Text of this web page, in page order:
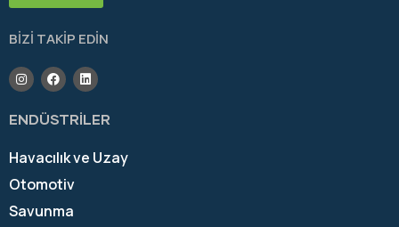
BİZİ TAKİP EDİN
ENDÜSTRİLER
Havacılık ve Uzay
Otomotiv
Savunma